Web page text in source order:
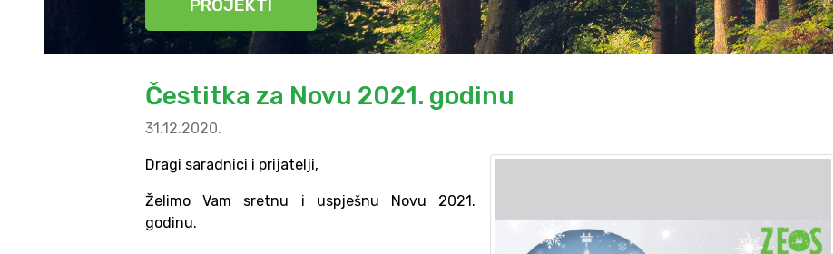
PROJEKTI
Čestitka za Novu 2021. godinu
31.12.2020.
Dragi saradnici i prijatelji,
Želimo Vam sretnu i uspješnu Novu 2021.
godinu.